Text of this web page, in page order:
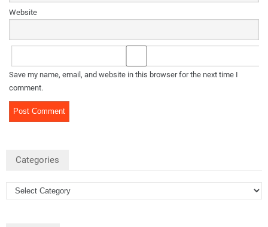
Website
Save my name, email, and website in this browser for the next time I
comment.
Categories